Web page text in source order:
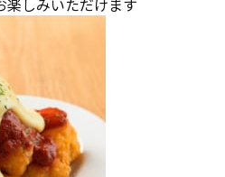
楽しみいただけます